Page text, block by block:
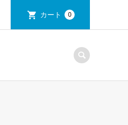
カート 0